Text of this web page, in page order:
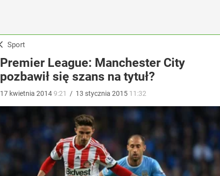
Sport
Premier League: Manchester City
pozbawił się szans na tytuł?
17 kwietnia 20149:21 / 13 stycznia 2015 11:32